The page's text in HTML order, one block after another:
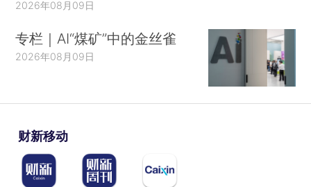
2026年08月09日
专栏｜AI“煤矿”中的金丝雀
2026年08月09日
财新移动